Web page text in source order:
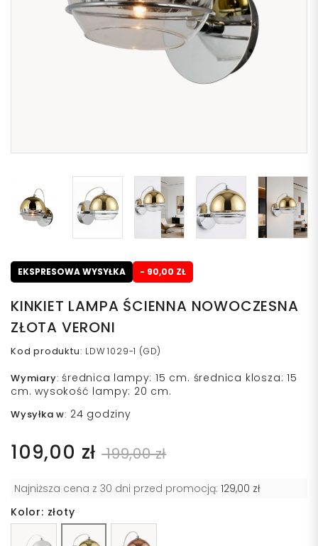
EKSPRESOWA WYSYŁKA - 90,00 ZŁ
KINKIET LAMPA ŚCIENNA NOWOCZESNA
ZŁOTA VERONI
Kod produktu: LDW 1029-1 (GD)
Wymiary: średnica lampy: 15 cm. średnica klosza: 15
cm. wysokość lampy: 20 cm.
Wysyłka w: 24 godziny
109,00 zł 199,00 zł
Najniższa cena z 30 dni przed promocją: 129,00 zł
Kolor: złoty